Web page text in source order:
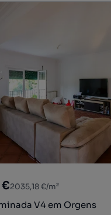
2035,18 €/m²
V4 em Orgens